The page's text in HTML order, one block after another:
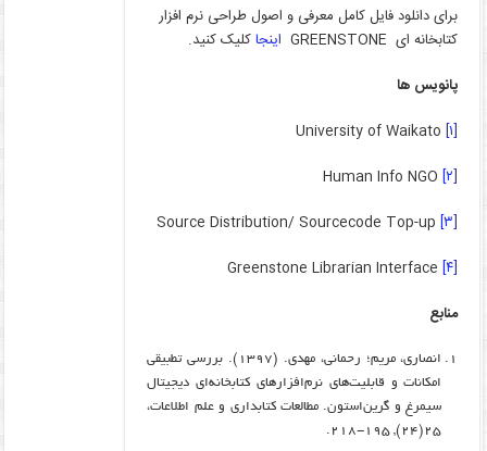
برای دانلود فایل کامل معرفی و اصول طراحی نرم افزار
کتابخانه ای GREENSTONE
اینجاکلیک کنید.
پانویس ها
[۱] University of Waikato
[۲] Human Info NGO
[۳] Source Distribution/ Sourcecode Top-up
[۴] Greenstone Librarian Interface
منابع
انصاری، مریم؛ رحمانی، مهدی. (۱۳۹۷). بررسی تطبیقی
امکانات و قابلیت‌های نرم‌افزارهای کتابخانه‌ای دیجیتال
سیمرغ و گرین‌استون. مطالعات کتابداری و علم اطلاعات،
۲۵(۲۴), ۱۹۵-۲۱۸.